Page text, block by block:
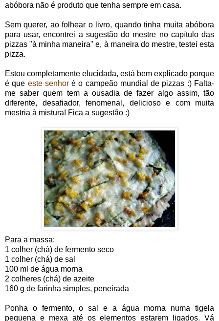
abóbora não é produto que tenha sempre em casa.
Sem querer, ao folhear o livro, quando tinha muita abóbora
para usar, encontrei a sugestão do mestre no capítulo das
pizzas "à minha maneira" e, à maneira do mestre, testei esta
pizza.
Estou completamente elucidada, está bem explicado porque
é que este senhoré o campeão mundial de pizzas :) Falta-
me saber quem tem a ousadia de fazer algo assim, tão
diferente, desafiador, fenomenal, delicioso e com muita
mestria à mistura! Fica a sugestão :)
Para a massa:
1 colher (chá) de fermento seco
1 colher (chá) de sal
100 ml de água morna
2 colheres (chá) de azeite
160 g de farinha simples, peneirada
Ponha o fermento, o sal e a água morna numa tigela
pequena e mexa até os elementos estarem ligados. Vá